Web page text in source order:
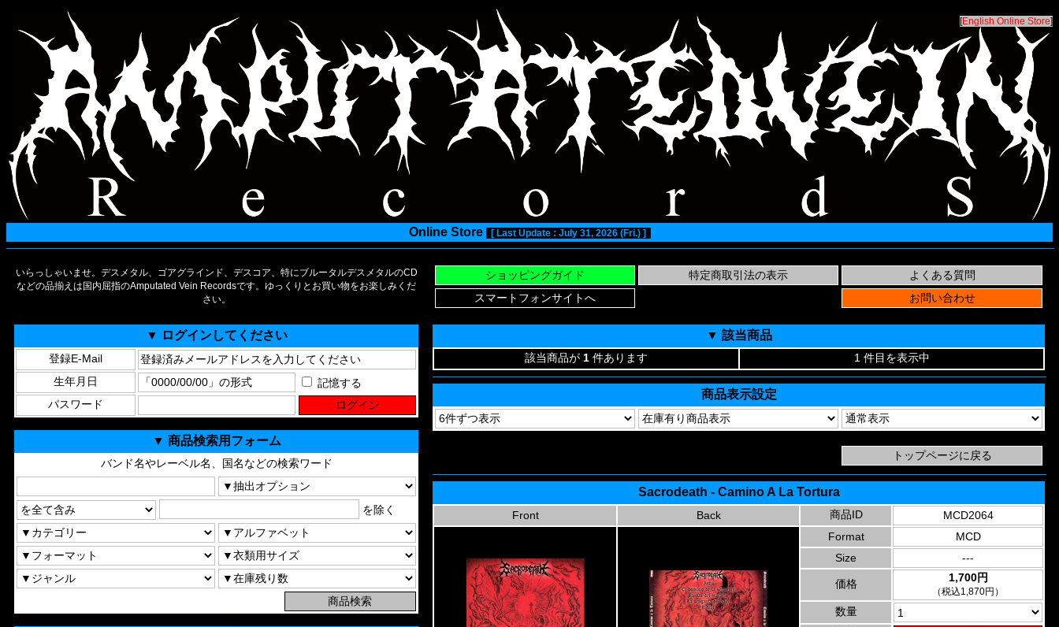
[English Online Store]
Online Store [ Last Update : July 31, 2026 (Fri.) ]
いらっしゃいませ。デスメタル、ゴアグラインド、デスコア、特にブルータルデスメタルのCD
などの品揃えは国内屈指のAmputated Vein Recordsです。ゆっくりとお買い物をお楽しみくだ
さい。
▼ ログインしてください
登録E-Mail
生年月日
記憶する
パスワード
▼ 商品検索用フォーム
バンド名やレーベル名、国名などの検索ワード
を除く
▼ 該当商品
該当商品が 1 件あります 1 件目を表示中
商品表示設定
Sacrodeath - Camino A La Tortura
Front Back 商品ID
MCD2064
Format
MCD
Size
---
価格 1,700円
（税込1,870円）
数量